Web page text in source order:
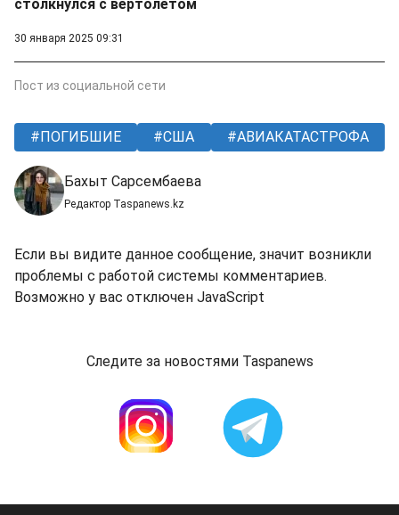
столкнулся с вертолетом
30 января 2025 09:31
Пост из социальной сети
ПОГИБШИЕ США АВИАКАТАСТРОФА
Бахыт Сарсембаева
Редактор Taspanews.kz
Если вы видите данное сообщение, значит возникли
проблемы с работой системы комментариев.
Возможно у вас отключен JavaScript
Следите за новостями Taspanews